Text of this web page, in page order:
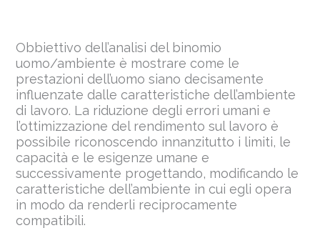
Obbiettivo dell’analisi del binomio
uomo/ambiente è mostrare come le
prestazioni dell’uomo siano decisamente
influenzate dalle caratteristiche dell’ambiente
di lavoro. La riduzione degli errori umani e
l’ottimizzazione del rendimento sul lavoro è
possibile riconoscendo innanzitutto i limiti, le
capacità e le esigenze umane e
successivamente progettando, modificando le
caratteristiche dell’ambiente in cui egli opera
in modo da renderli reciprocamente
compatibili.